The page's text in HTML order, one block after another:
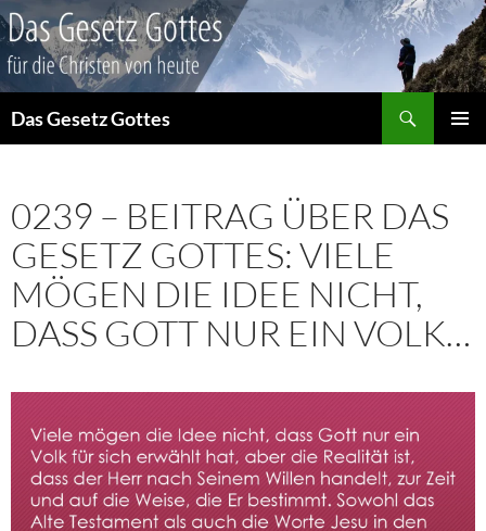
Das Gesetz Gottes
0239 – BEITRAG ÜBER DAS
GESETZ GOTTES: VIELE
MÖGEN DIE IDEE NICHT,
DASS GOTT NUR EIN VOLK…